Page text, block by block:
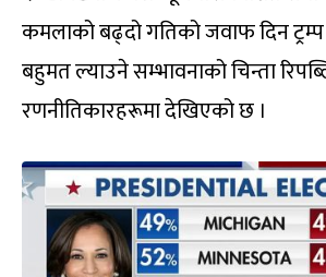
कमलाको बढ्दो गतिको जवाफ दिन
बहुमत ल्याउने सम्भावनाको चिन्ता
रणनीतिकारहरूमा देखिएको छ ।